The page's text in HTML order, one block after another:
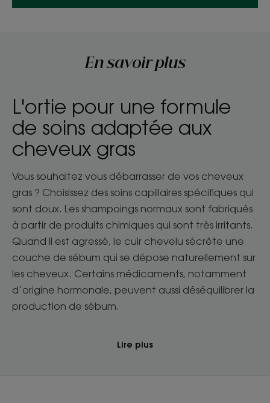
En savoir plus
L'ortie pour une formule
de soins adaptée aux
cheveux gras
Vous souhaitez vous débarrasser de vos cheveux
gras ? Choisissez des soins capillaires spécifiques qui
sont doux. Les shampoings normaux sont fabriqués
à partir de produits chimiques qui sont très irritants.
Quand il est agressé, le cuir chevelu sécrète une
couche de sébum qui se dépose naturellement sur
les cheveux. Certains médicaments, notamment
d’origine hormonale, peuvent aussi déséquilibrer la
production de sébum.
Lire plus